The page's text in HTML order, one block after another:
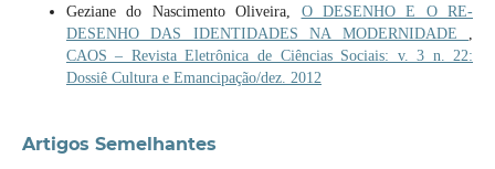
Geziane do Nascimento Oliveira, O DESENHO E O RE-
DESENHO DAS IDENTIDADES NA MODERNIDADE ,
CAOS – Revista Eletrônica de Ciências Sociais: v. 3 n. 22:
Dossiê Cultura e Emancipação/dez. 2012
Artigos Semelhantes